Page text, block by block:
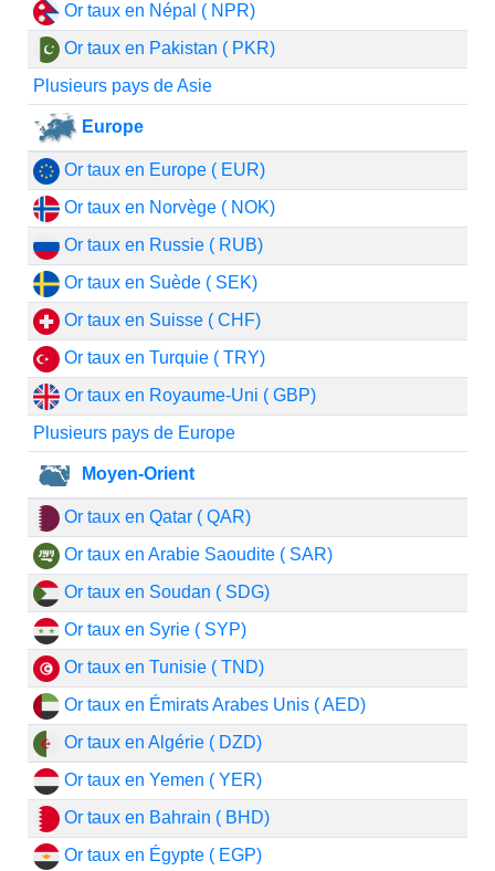
Or taux en Népal ( NPR)
Or taux en Pakistan ( PKR)
Plusieurs pays de Asie
Europe
Or taux en Europe ( EUR)
Or taux en Norvège ( NOK)
Or taux en Russie ( RUB)
Or taux en Suède ( SEK)
Or taux en Suisse ( CHF)
Or taux en Turquie ( TRY)
Or taux en Royaume-Uni ( GBP)
Plusieurs pays de Europe
Moyen-Orient
Or taux en Qatar ( QAR)
Or taux en Arabie Saoudite ( SAR)
Or taux en Soudan ( SDG)
Or taux en Syrie ( SYP)
Or taux en Tunisie ( TND)
Or taux en Émirats Arabes Unis ( AED)
Or taux en Algérie ( DZD)
Or taux en Yemen ( YER)
Or taux en Bahrain ( BHD)
Or taux en Égypte ( EGP)